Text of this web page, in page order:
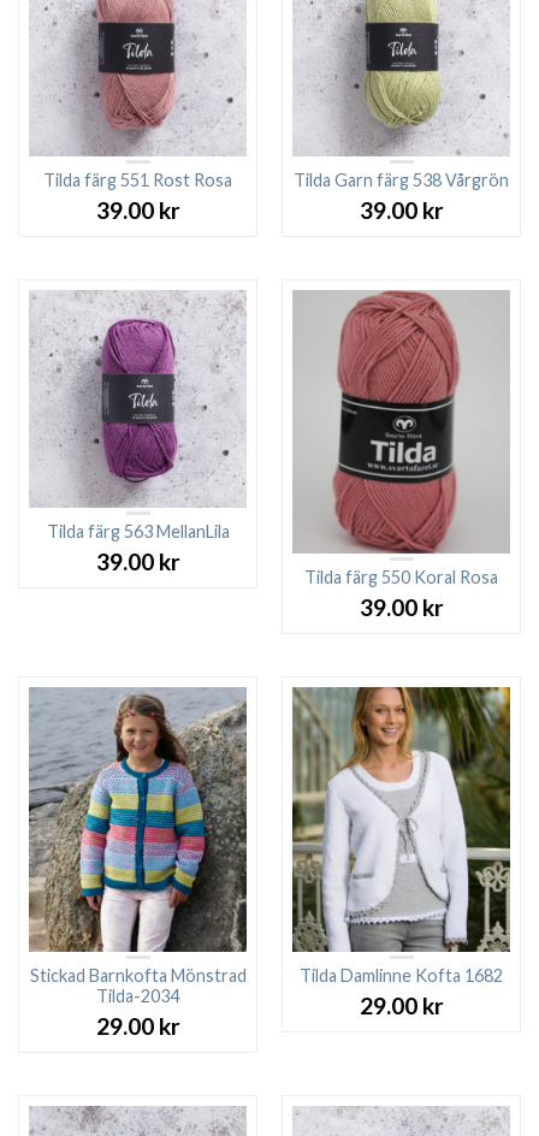
Tilda färg 551 Rost Rosa
39.00 kr
Tilda Garn färg 538 Vårgrön
39.00 kr
Tilda färg 563 MellanLila
39.00 kr
Tilda färg 550 Koral Rosa
39.00 kr
Stickad Barnkofta Mönstrad
Tilda-2034
29.00 kr
Tilda Damlinne Kofta 1682
29.00 kr